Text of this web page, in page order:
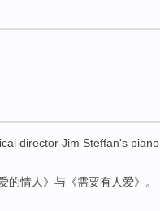
director Jim Steffan's piano
的情人 》 与 《需要有人爱》。